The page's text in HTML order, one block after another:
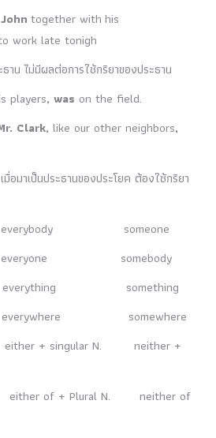
together with his
work late tonigh
าน ไม่มีผลต่อการใช้กริยาของประธาน
players, was on the field.
like our other neighbors,
อมาเป็นประธานของประโยค ต้องใช้กริยา
someone
somebody
something
somewhere
+ singular N. neither +
of + Plural N. neither of